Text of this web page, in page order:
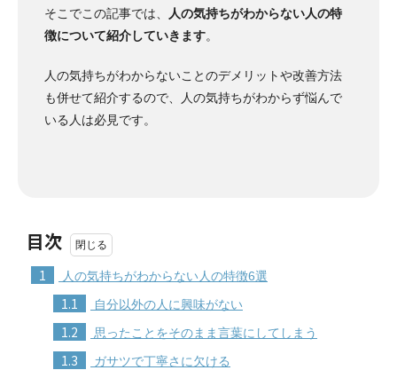
そこでこの記事では、
人の気持ちがわからない人の特
徴について紹介していきます。
人の気持ちがわからないことのデメリットや改善方法
も併せて紹介するので、人の気持ちがわからず悩んで
いる人は必見です。
目次
1 人の気持ちがわからない人の特徴6選
1.1 自分以外の人に興味がない
1.2 思ったことをそのまま言葉にしてしまう
1.3 ガサツで丁寧さに欠ける